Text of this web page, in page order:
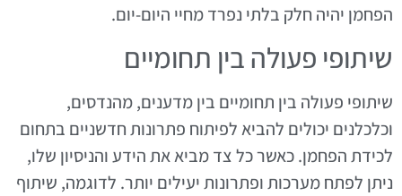
הפחמן יהיה חלק בלתי נפרד מחיי היום-יום.
שיתופי פעולה בין תחומיים
שיתופי פעולה בין תחומיים בין מדענים, מהנדסים,
וכלכלנים יכולים להביא לפיתוח פתרונות חדשניים בתחום
לכידת הפחמן. כאשר כל צד מביא את הידע והניסיון שלו,
ניתן לפתח מערכות ופתרונות יעילים יותר. לדוגמה, שיתוף